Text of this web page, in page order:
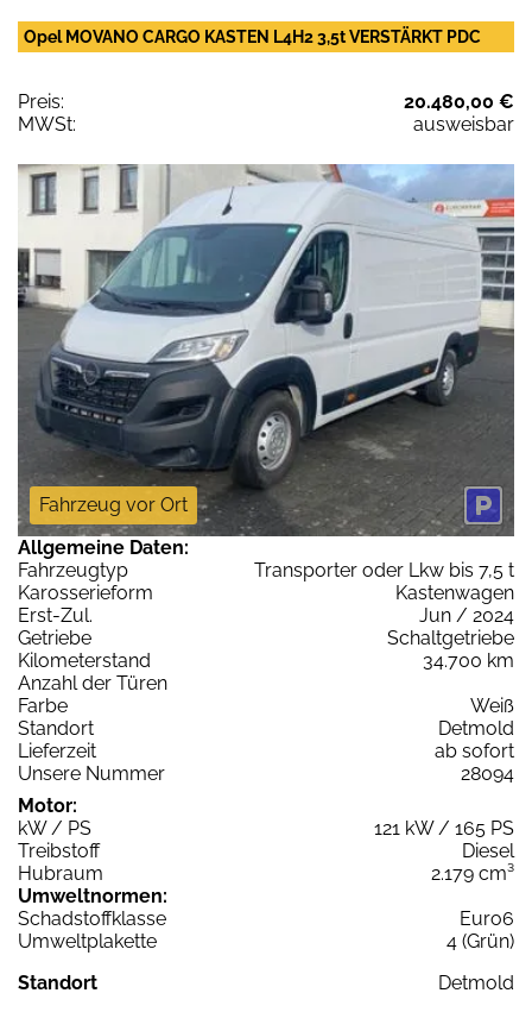
Opel MOVANO CARGO KASTEN L4H2 3,5t VERSTÄRKT PDC
Preis:
20.480,00 €
MWSt:
ausweisbar
Fahrzeug vor Ort
Allgemeine Daten:
Fahrzeugtyp
Transporter oder Lkw bis 7,5 t
Karosserieform
Kastenwagen
Erst-Zul.
Jun / 2024
Getriebe
Schaltgetriebe
Kilometerstand
34.700 km
Anzahl der Türen
Farbe
Weiß
Standort
Detmold
Lieferzeit
ab sofort
Unsere Nummer
28094
Motor:
kW / PS
121 kW / 165 PS
Treibstoff
Diesel
Hubraum
2.179 cm³
Umweltnormen:
Schadstoffklasse
Euro6
Umweltplakette
4 (Grün)
Standort
Detmold